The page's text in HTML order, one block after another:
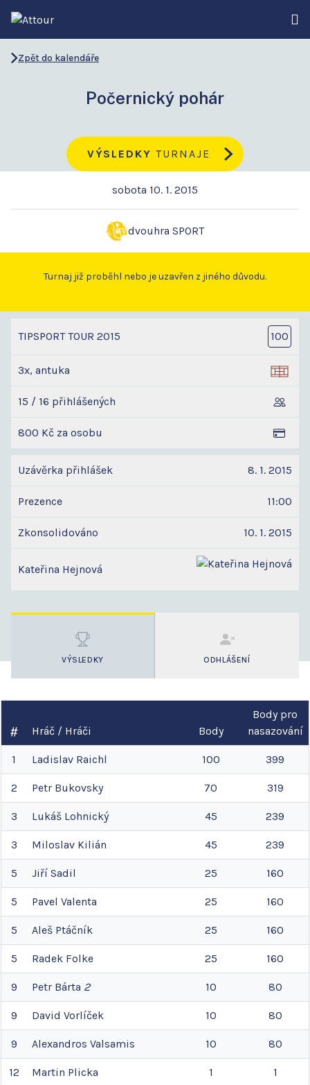
Zpět do kalendáře
Počernický pohár
VÝSLEDKY TURNAJE
sobota 10. 1. 2015
dvouhra SPORT
Turnaj již proběhl nebo je uzavřen z jiného důvodu.
TIPSPORT TOUR 2015 100
3x, antuka
15 / 16 přihlášených
800 Kč za osobu
Uzávěrka přihlášek 8. 1. 2015
Prezence 11:00
Zkonsolidováno 10. 1. 2015
Kateřina Hejnová
VÝSLEDKY ODHLÁŠENÍ
Hráč / Hráči Body
Body pro
nasazování
1 Ladislav Raichl 100 399
2 Petr Bukovsky 70 319
3 Lukáš Lohnický 45 239
3 Miloslav Kilián 45 239
5 Jiří Sadil 25 160
5 Pavel Valenta 25 160
5 Aleš Ptáčník 25 160
5 Radek Folke 25 160
9 Petr Bárta 2 10 80
9 David Vorlíček 10 80
9 Alexandros Valsamis 10 80
12 Martin Plicka 1 1